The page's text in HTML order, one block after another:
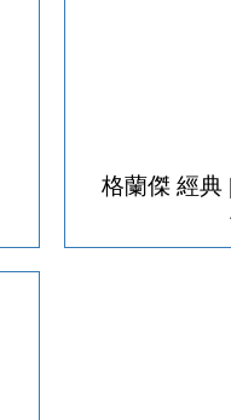
格蘭傑 經典